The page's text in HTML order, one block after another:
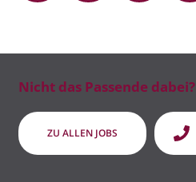
Nicht das Passende dabei?
ZU ALLEN JOBS